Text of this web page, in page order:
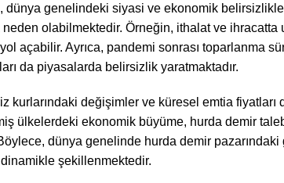
dünya genelindeki siyasi ve ekonomik
olabilmektedir. Örneğin, ithalat ve
açabilir. Ayrıca, pandemi sonrası toparlanma
da piyasalarda belirsizlik yaratmaktadır.
kurlarındaki değişimler ve küresel emtia fiyatları
ülkelerdeki ekonomik büyüme, hurda demir
dünya genelinde hurda demir
şekillenmektedir.